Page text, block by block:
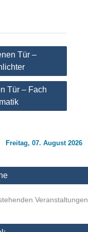
Tür –
Tür – Fach
Freitag, 07. August 2026
Veranstaltungen.